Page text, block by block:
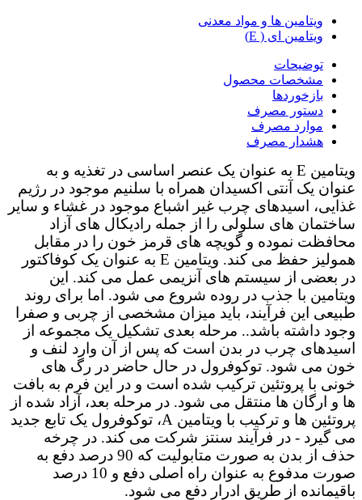
ویتامین ها و مواد معدنی
ویتامین ای ( E)
توضیحات
مشخصات محصول
بازخوردها
دستور مصرف
موارد مصرف
هشدار مصرف
ویتامین E به عنوان یک عنصر اساسی در تغذیه و به
عنوان یک آنتی اکسیدان همراه با سلنیم موجود در رژیم
غذایی، اسیدهای چرب غیر اشباع موجود در غشاء و سایر
ساختمان های سلولی را از جمله رادیکال های آزاد
محافظت نموده و گویچه های قرمز خون را در مقابل
همولیز حفظ می کند. ویتامین E به عنوان یک کوفاکتور
در بعضی از سیستم های آنزیمی عمل می کند. این
ویتامین با جذب در روده شروع می شود. اما برای روند
طبیعی این فرآیند، باید میزان مشخصی از چربی و صفرا
وجود داشته باشد.. مرحله بعدی تشکیل یک مجموعه از
اسیدهای چرب در بدن است که پس از آن وارد لنف و
خون می شود. توکوفرول در حال حاضر در رگ های
خونی با پروتئین ترکیب شده است و در این فرم به بافت
ها و ارگان ها منتقل می شود. در مرحله بعد، آزاد شده از
پروتئین ها و ترکیب با ویتامین A، توکوفرول یک تابع جدید
می گیرد - در فرآیند سنتز شرکت می کند. در چرخه
حذف از بدن به صورت متابولیت که 90 درصد دفع به
صورت مدفوع به عنوان راه اصلی دفع و 10 درصد
باقیمانده از طریق ادرار دفع می شود.